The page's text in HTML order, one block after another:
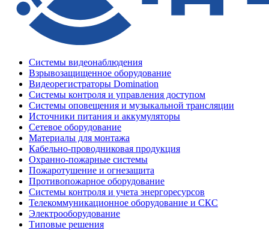
Системы видеонаблюдения
Взрывозащищенное оборудование
Видеорегистраторы Domination
Системы контроля и управления доступом
Системы оповещения и музыкальной трансляции
Источники питания и аккумуляторы
Сетевое оборудование
Материалы для монтажа
Кабельно-проводниковая продукция
Охранно-пожарные системы
Пожаротушение и огнезащита
Противопожарное оборудование
Системы контроля и учета энергоресурсов
Телекоммуникационное оборудование и СКС
Электрооборудование
Типовые решения